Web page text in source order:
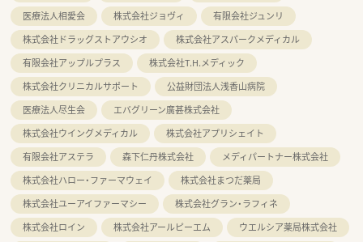
医療法人相愛会
株式会社ジョヴィ
有限会社ジュンリ
株式会社ドラッグストアウシオ
株式会社アスパークメディカル
有限会社アップルプラス
株式会社T.H.メディック
株式会社クリニカルサポート
公益財団法人浅香山病院
医療法人尽生会
エバグリーン廣甚株式会社
株式会社ウイングメディカル
株式会社アプリシェイト
有限会社アステラ
森下仁丹株式会社
メディパートナー株式会社
株式会社ハロー・ファーマウェイ
株式会社まつだ薬局
株式会社ユーアイファーマシー
株式会社グラン・ラフィネ
株式会社ロイン
株式会社アールピーエム
ウエルシア薬局株式会社